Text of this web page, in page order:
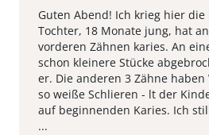
Guten Abend! Ich krieg hier die
Tochter, 18 Monate jung, hat
vorderen Zähnen karies. An
schon kleinere Stücke
er. Die anderen 3 Zähne
so weiße Schlieren - lt der
auf beginnenden Karies. Ich
...